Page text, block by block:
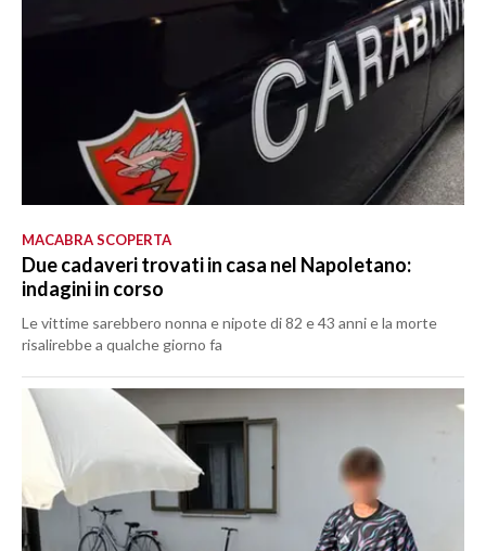
MACABRA SCOPERTA
Due cadaveri trovati in casa nel Napoletano:
indagini in corso
Le vittime sarebbero nonna e nipote di 82 e 43 anni e la morte
risalirebbe a qualche giorno fa